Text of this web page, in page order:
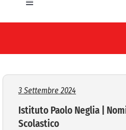
Toggle
HOME
IL COMUNE
SERVIZI E UTILITA’
3 Settembre 2024
Istituto Paolo Neglia |
Scolastico